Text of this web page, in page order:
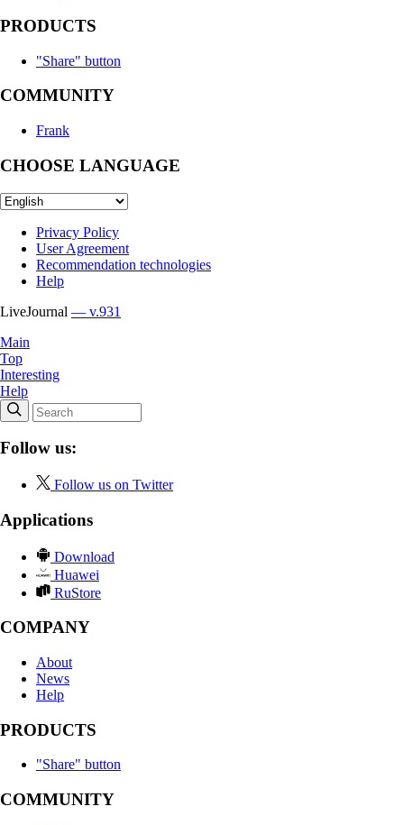
PRODUCTS
"Share" button
COMMUNITY
Frank
CHOOSE LANGUAGE
Privacy Policy
User Agreement
Recommendation technologies
Help
LiveJournal — v.931
Main
Top
Interesting
Help
Follow us:
Follow us on Twitter
Applications
Download
Huawei
RuStore
COMPANY
About
News
Help
PRODUCTS
"Share" button
COMMUNITY